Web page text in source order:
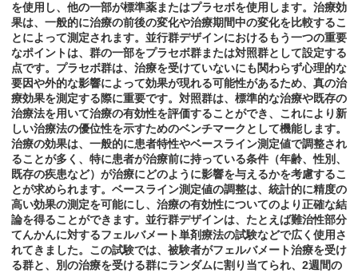
を使用し、他の一部が標準薬またはプラセボを使用します。治療効
果は、一般的に治療の前後の変化や治療期間中の変化を比較するこ
とによって測定されます。並行群デザインにおけるもう一つの重要
なポイントは、群の一部をプラセボ群または対照群として設定する
点です。プラセボ群は、治療を受けていないにも関わらず心理的な
要因や外的な影響によって効果が現れる可能性があるため、真の治
療効果を測定する際に重要です。対照群は、標準的な治療や既存の
治療法を用いて治療の有効性を評価することができ、これにより新
しい治療法の優位性を示すためのベンチマークとして機能します。
治療の効果は、一般的に患者特性やベースライン測定値で調整され
ることが多く、特に患者が治療前に持っている条件（年齢、性別、
既存の疾患など）が治療にどのように影響を与えるかを考慮するこ
とが求められます。ベースライン測定値の調整は、統計的に精度の
高い効果の測定を可能にし、治療の有効性についてのより正確な結
論を得ることができます。並行群デザインは、たとえば難治性部分
てんかんに対するフェルバメート単剤療法の試験などで広く使用さ
れてきました。この試験では、被験者がフェルバメート治療を受け
る群と、別の治療を受ける群にランダムに割り当てられ、2週間の